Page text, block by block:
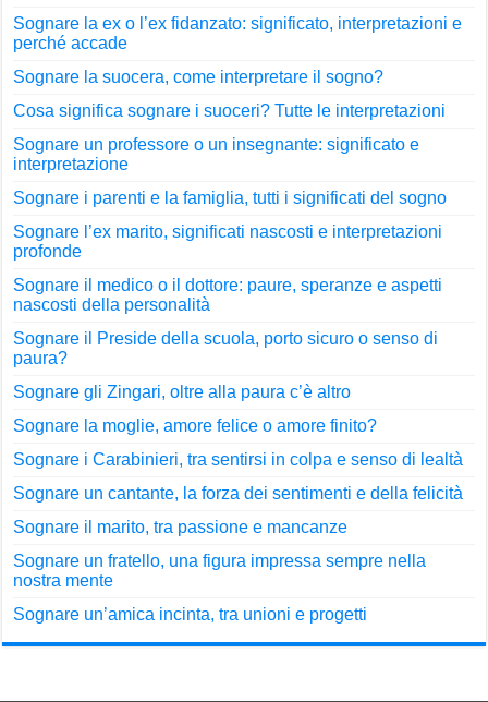
Sognare la ex o l’ex fidanzato: significato, interpretazioni e
perché accade
Sognare la suocera, come interpretare il sogno?
Cosa significa sognare i suoceri? Tutte le interpretazioni
Sognare un professore o un insegnante: significato e
interpretazione
Sognare i parenti e la famiglia, tutti i significati del sogno
Sognare l’ex marito, significati nascosti e interpretazioni
profonde
Sognare il medico o il dottore: paure, speranze e aspetti
nascosti della personalità
Sognare il Preside della scuola, porto sicuro o senso di
paura?
Sognare gli Zingari, oltre alla paura c’è altro
Sognare la moglie, amore felice o amore finito?
Sognare i Carabinieri, tra sentirsi in colpa e senso di lealtà
Sognare un cantante, la forza dei sentimenti e della felicità
Sognare il marito, tra passione e mancanze
Sognare un fratello, una figura impressa sempre nella
nostra mente
Sognare un’amica incinta, tra unioni e progetti